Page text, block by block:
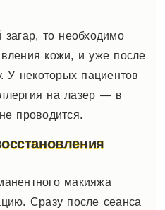
то необходимо
кожи, и уже после
У некоторых пациентов
на лазер ― в
проводится.
макияжа
Сразу после сеанса